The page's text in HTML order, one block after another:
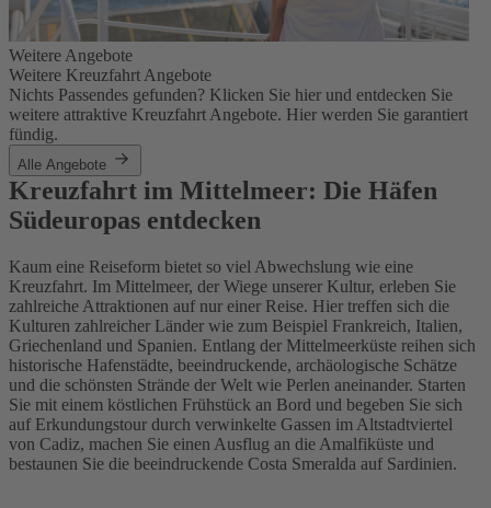
Weitere Angebote
Weitere Kreuzfahrt Angebote
Nichts Passendes gefunden? Klicken Sie hier und entdecken Sie
weitere attraktive Kreuzfahrt Angebote. Hier werden Sie garantiert
fündig.
Alle Angebote
Kreuzfahrt im Mittelmeer: Die Häfen
Südeuropas entdecken
Kaum eine Reiseform bietet so viel Abwechslung wie eine
Kreuzfahrt. Im Mittelmeer, der Wiege unserer Kultur, erleben Sie
zahlreiche Attraktionen auf nur einer Reise. Hier treffen sich die
Kulturen zahlreicher Länder wie zum Beispiel Frankreich, Italien,
Griechenland und Spanien. Entlang der Mittelmeerküste reihen sich
historische Hafenstädte, beeindruckende, archäologische Schätze
und die schönsten Strände der Welt wie Perlen aneinander. Starten
Sie mit einem köstlichen Frühstück an Bord und begeben Sie sich
auf Erkundungstour durch verwinkelte Gassen im Altstadtviertel
von Cadiz, machen Sie einen Ausflug an die Amalfiküste und
bestaunen Sie die beeindruckende Costa Smeralda auf Sardinien.